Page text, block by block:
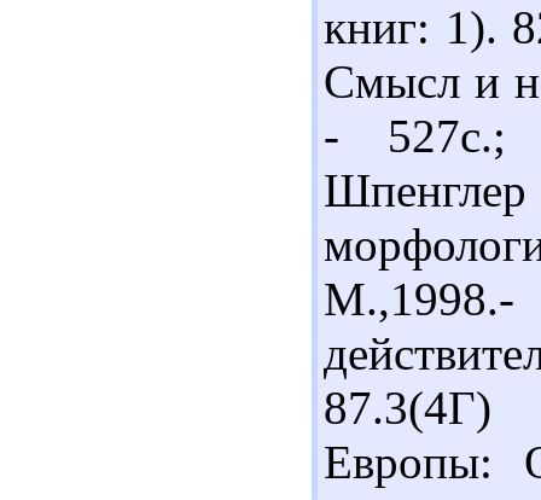
книг: 1).
Смысл и
- 527с.;
Европы: